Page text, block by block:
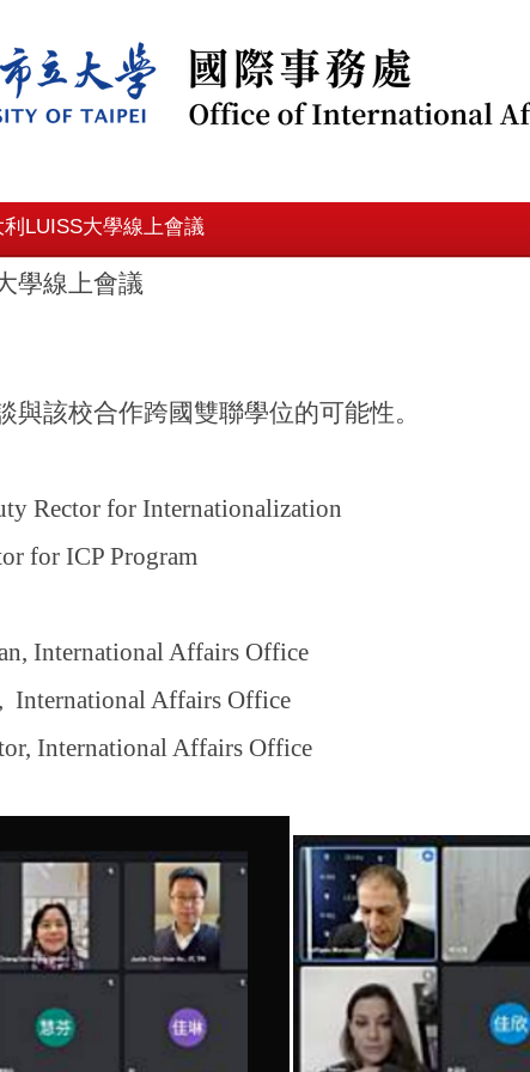
利LUISS大學線上會議
學線上會議
與該校合作跨國雙聯學位的可能性。
Rector for Internationalization
for ICP Program
International Affairs Office
International Affairs Office
International Affairs Office